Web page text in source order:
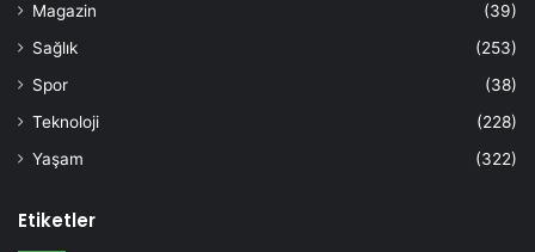
Magazin
(39)
Sağlık
(253)
Spor
(38)
Teknoloji
(228)
Yaşam
(322)
Etiketler